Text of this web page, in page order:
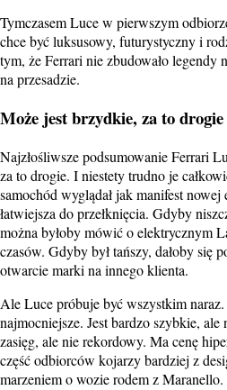
Tymczasem Luce w pierwszym
chce być luksusowy, futurystyczny i
tym, że Ferrari nie zbudowało legendy
na przesadzie.
Może jest brzydkie, za to drogie
Najzłośliwsze podsumowanie Ferrari
za to drogie. I niestety trudno je
samochód wyglądał jak manifest
łatwiejsza do przełknięcia. Gdyby
można byłoby mówić o elektrycznym
czasów. Gdyby był tańszy, dałoby się
otwarcie marki na innego klienta.
Ale Luce próbuje być wszystkim
najmocniejsze. Jest bardzo szybkie,
zasięg, ale nie rekordowy. Ma cenę
część odbiorców kojarzy bardziej z
marzeniem o wozie rodem z Maranello.